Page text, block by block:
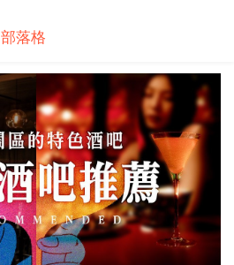
部落格